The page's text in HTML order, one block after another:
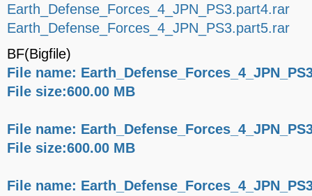
Earth_Defense_Forces_4_JPN_PS3.part4.rar
Earth_Defense_Forces_4_JPN_PS3.part5.rar
BF(Bigfile)
File name:
File size:600.00 MB
File name:
File size:600.00 MB
File name: